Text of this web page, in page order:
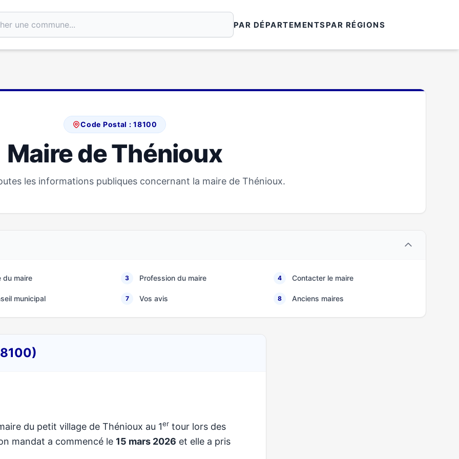
PAR DÉPARTEMENTSPAR RÉGIONS
Code Postal : 18100
Maire de Thénioux
les informations publiques concernant la maire de Thénioux.
du maire 3 Profession du maire 4 Contacter le maire
municipal 7 Vos avis 8 Anciens maires
du petit village de Thénioux au 1er tour lors des
mandat a commencé le 15 mars 2026 et elle a pris